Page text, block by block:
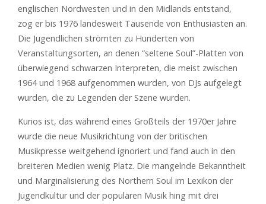
englischen Nordwesten und in den Midlands entstand,
zog er bis 1976 landesweit Tausende von Enthusiasten an.
Die Jugendlichen strömten zu Hunderten von
Veranstaltungsorten, an denen “seltene Soul”-Platten von
überwiegend schwarzen Interpreten, die meist zwischen
1964 und 1968 aufgenommen wurden, von DJs aufgelegt
wurden, die zu Legenden der Szene wurden.
Kurios ist, das während eines Großteils der 1970er Jahre
wurde die neue Musikrichtung von der britischen
Musikpresse weitgehend ignoriert und fand auch in den
breiteren Medien wenig Platz. Die mangelnde Bekanntheit
und Marginalisierung des Northern Soul im Lexikon der
Jugendkultur und der populären Musik hing mit drei